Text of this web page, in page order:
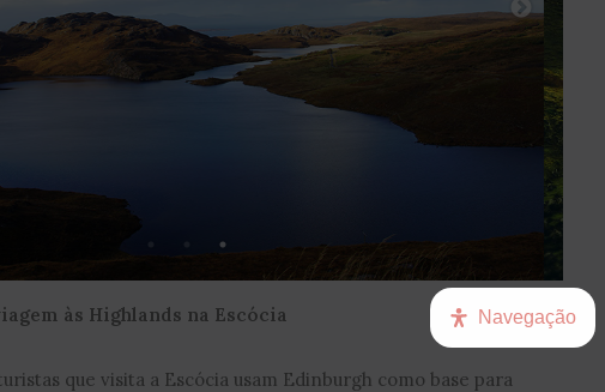
às Highlands na Escócia
que visita a Escócia usam Edinburgh como base para
Navegação